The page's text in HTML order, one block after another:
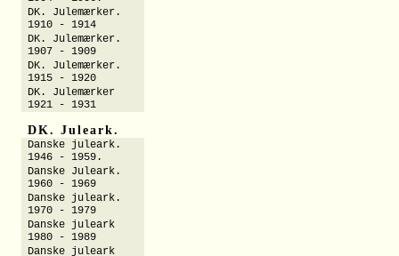
DK. Julemærker.
1910 - 1914
DK. Julemærker.
1907 - 1909
DK. Julemærker.
1915 - 1920
DK. Julemærker
1921 - 1931
DK. Juleark.
Danske juleark.
1946 - 1959.
Danske Juleark.
1960 - 1969
Danske juleark.
1970 - 1979
Danske juleark
1980 - 1989
Danske juleark